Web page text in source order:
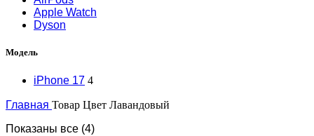
Apple Watch
Dyson
Модель
iPhone 17 4
Главная Товар Цвет Лавандовый
Показаны все (4)